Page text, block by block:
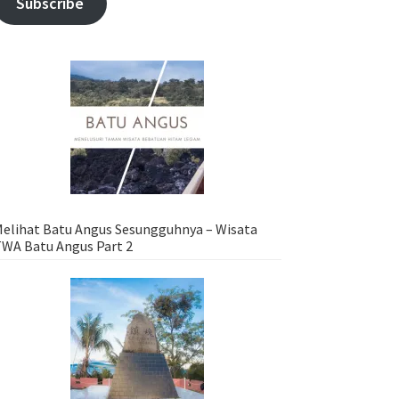
Batu Angus Sesungguhnya – Wisata
Batu Angus Part 2